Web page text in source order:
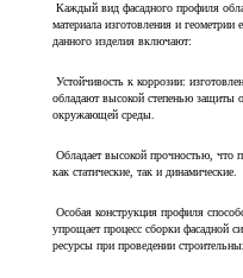
Каждый вид фасадного профиля
материала изготовления и
данного изделия включают:
Устойчивость к коррозии:
обладают высокой степенью защиты
окружающей среды.
Обладает высокой прочностью, что
как статические, так и динамические.
Особая конструкция профиля
упрощает процесс сборки фасадной
ресурсы при проведении